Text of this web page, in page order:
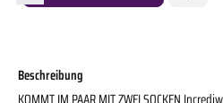
Beschreibung